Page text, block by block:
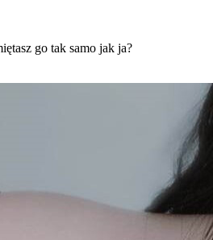
go tak samo jak ja?